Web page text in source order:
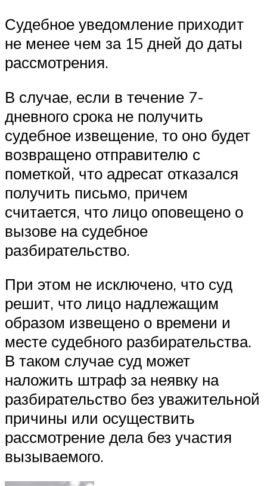
Судебное уведомление приходит
не менее чем за 15 дней до даты
рассмотрения.
В случае, если в течение 7-
дневного срока не получить
судебное извещение, то оно будет
возвращено отправителю с
пометкой, что адресат отказался
получить письмо, причем
считается, что лицо оповещено о
вызове на судебное
разбирательство.
При этом не исключено, что суд
решит, что лицо надлежащим
образом извещено о времени и
месте судебного разбирательства.
В таком случае суд может
наложить штраф за неявку на
разбирательство без уважительной
причины или осуществить
рассмотрение дела без участия
вызываемого.